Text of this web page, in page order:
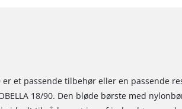
er et passende tilbehør eller en passende
18/90. Den bløde børste med